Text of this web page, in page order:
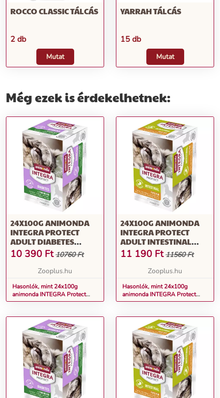
ROCCO CLASSIC TÁLCÁS
2 db
Mutat
YARRAH TÁLCÁS
15 db
Mutat
Még ezek is érdekelhetnek:
24X100G ANIMONDA
INTEGRA PROTECT
ADULT DIABETES
TÁLCÁS NEDVES
MACSKATÁP-NYÚL
10 390 Ft 10760 Ft
Zooplus.hu
Hasonlók, mint 24x100g
animonda INTEGRA Protect
Adult Diabetes tálcás nedves
24X100G ANIMONDA
INTEGRA PROTECT
ADULT INTESTINAL
TÁLCÁS NEDVES
MACSKATÁP-PULYKA
11 190 Ft 11560 Ft
Zooplus.hu
Hasonlók, mint 24x100g
animonda INTEGRA Protect
Adult Intestinal tálcás nedves